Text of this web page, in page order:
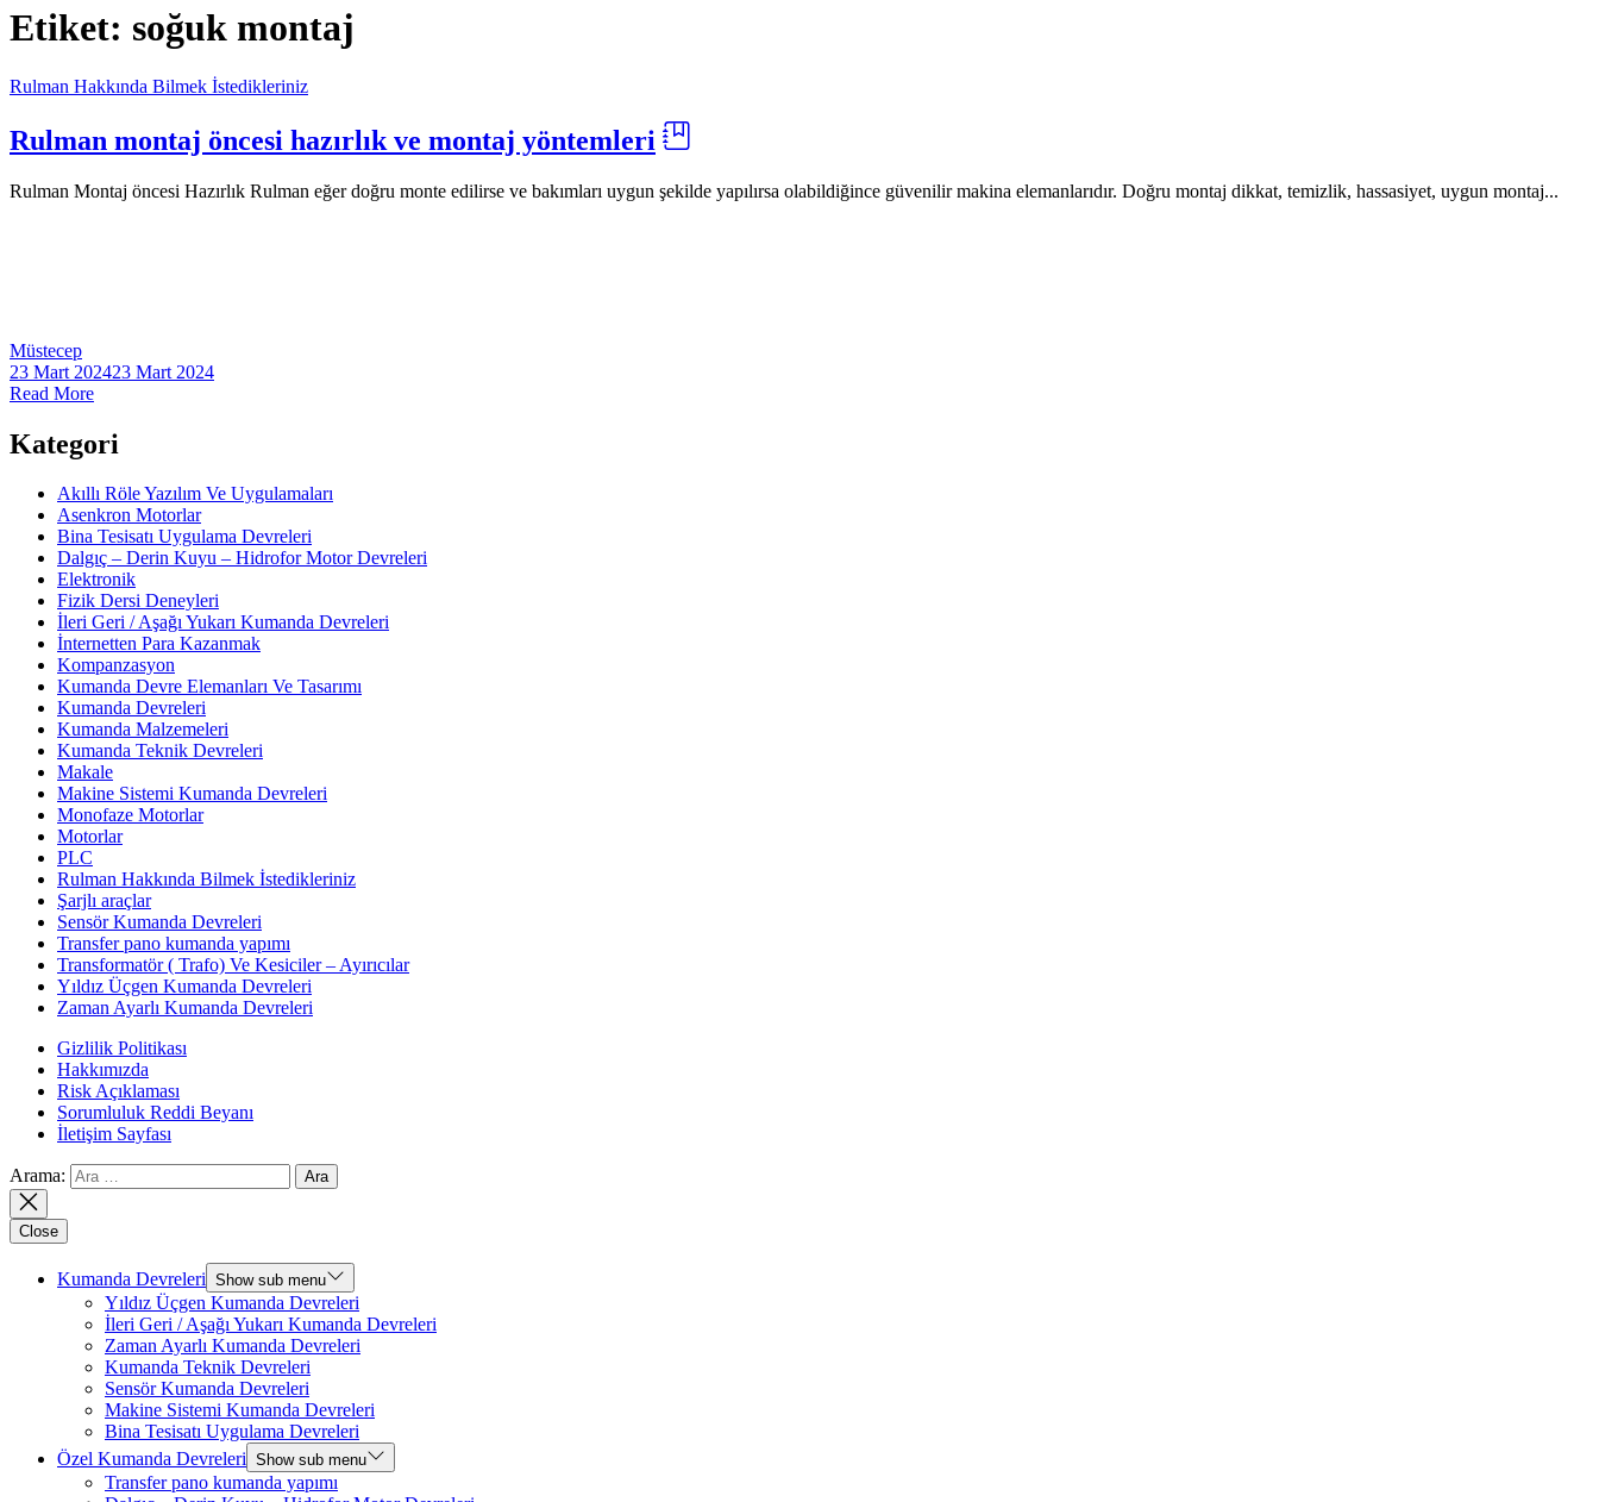
Etiket: soğuk montaj
Rulman Hakkında Bilmek İstedikleriniz
Rulman montaj öncesi hazırlık ve montaj yöntemleri
Rulman Montaj öncesi Hazırlık Rulman eğer doğru monte edilirse ve bakımları uygun şekilde yapılırsa olabildiğince güvenilir makina elemanlarıdır. Doğru montaj dikkat, temizlik, hassasiyet, uygun montaj...
Müstecep
23 Mart 202423 Mart 2024
Read More
Kategori
Akıllı Röle Yazılım Ve Uygulamaları
Asenkron Motorlar
Bina Tesisatı Uygulama Devreleri
Dalgıç – Derin Kuyu – Hidrofor Motor Devreleri
Elektronik
Fizik Dersi Deneyleri
İleri Geri / Aşağı Yukarı Kumanda Devreleri
İnternetten Para Kazanmak
Kompanzasyon
Kumanda Devre Elemanları Ve Tasarımı
Kumanda Devreleri
Kumanda Malzemeleri
Kumanda Teknik Devreleri
Makale
Makine Sistemi Kumanda Devreleri
Monofaze Motorlar
Motorlar
PLC
Rulman Hakkında Bilmek İstedikleriniz
Şarjlı araçlar
Sensör Kumanda Devreleri
Transfer pano kumanda yapımı
Transformatör ( Trafo) Ve Kesiciler – Ayırıcılar
Yıldız Üçgen Kumanda Devreleri
Zaman Ayarlı Kumanda Devreleri
Gizlilik Politikası
Hakkımızda
Risk Açıklaması
Sorumluluk Reddi Beyanı
İletişim Sayfası
Arama:
Close
Kumanda Devreleri Show sub menu
Yıldız Üçgen Kumanda Devreleri
İleri Geri / Aşağı Yukarı Kumanda Devreleri
Zaman Ayarlı Kumanda Devreleri
Kumanda Teknik Devreleri
Sensör Kumanda Devreleri
Makine Sistemi Kumanda Devreleri
Bina Tesisatı Uygulama Devreleri
Özel Kumanda Devreleri Show sub menu
Transfer pano kumanda yapımı